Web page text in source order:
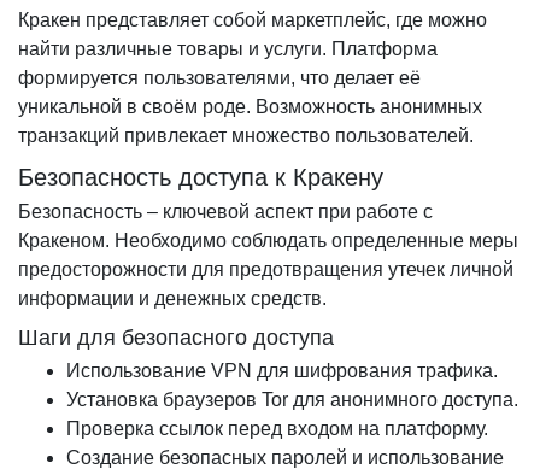
Кракен представляет собой маркетплейс, где можно
найти различные товары и услуги. Платформа
формируется пользователями, что делает её
уникальной в своём роде. Возможность анонимных
транзакций привлекает множество пользователей.
Безопасность доступа к Кракену
Безопасность – ключевой аспект при работе с
Кракеном. Необходимо соблюдать определенные меры
предосторожности для предотвращения утечек личной
информации и денежных средств.
Шаги для безопасного доступа
Использование VPN для шифрования трафика.
Установка браузеров Tor для анонимного доступа.
Проверка ссылок перед входом на платформу.
Создание безопасных паролей и использование